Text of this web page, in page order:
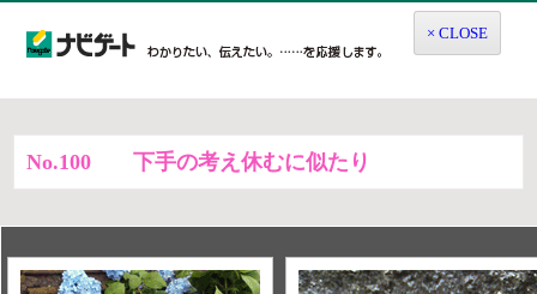
× CLOSE
No.100 下手の考え休むに似たり